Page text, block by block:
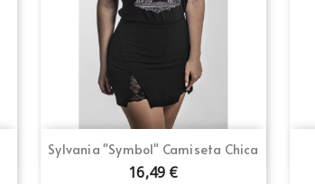
Sylvania "Symbol" Camiseta Chica
16,49 €
Vista rápida